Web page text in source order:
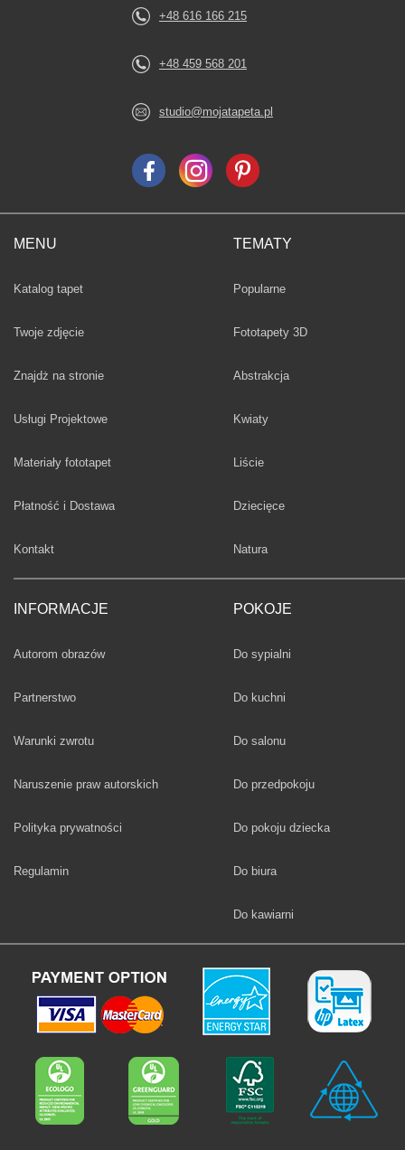
MENU
Katalog tapet
Twoje zdjęcie
Znajdż na stronie
Usługi Projektowe
Materiały fototapet
Płatność i Dostawa
Kontakt
INFORMACJE
Autorom obrazów
Partnerstwo
Warunki zwrotu
Naruszenie praw autorskich
Polityka prywatności
Regulamin
TEMATY
Fototapety
Popularne
Fototapety 3D
Fototapety
Abstrakcja
Fototapety
Kwiaty
Fototapety
Liście
Fototapety
Dziecięce
Fototapety
Natura
POKOJE
Fototapety
Do sypialni
Fototapety
Do kuchni
Fototapety
Do salonu
Fototapety
Do przedpokoju
Fototapety
Do pokoju dziecka
Fototapety
Do biura
Fototapety
Do kawiarni
+48 616 166 215
+48 459 568 201
studio@mojatapeta.pl